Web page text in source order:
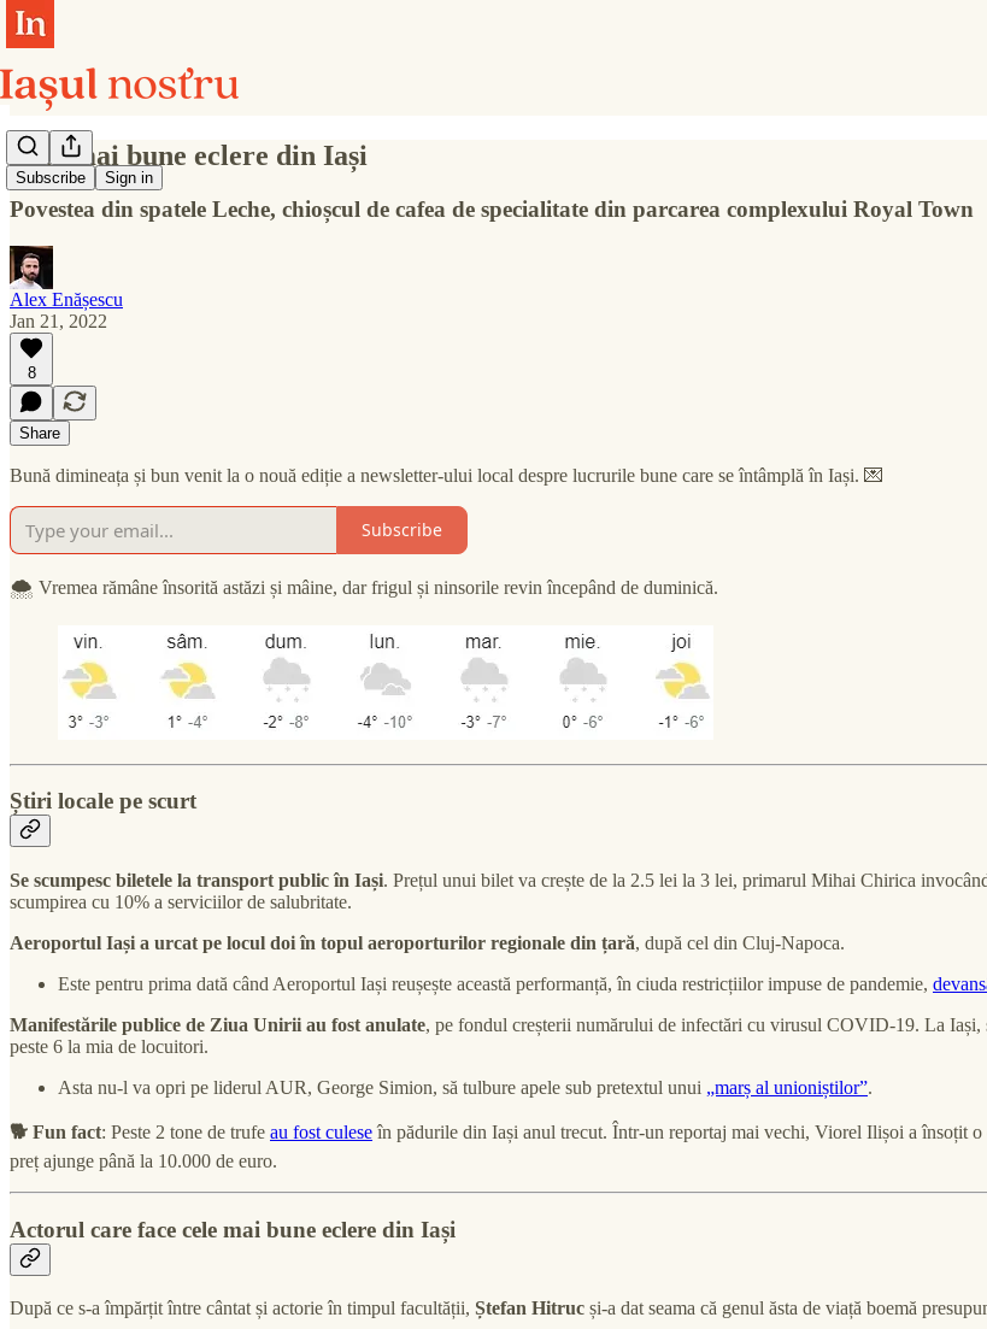
Subscribe Sign in
Cele mai bune eclere din Iași
Povestea din spatele Leche, chioșcul de cafea de specialitate din parcarea complexului Royal Town
Alex Enășescu
Jan 21, 2022
8
Share
Bună dimineața și bun venit la o nouă ediție a newsletter-ului local despre lucrurile bune care se întâmplă în Iași. 💌
Subscribe
🌨 Vremea rămâne însorită astăzi și mâine, dar frigul și ninsorile revin începând de duminică.
Știri locale pe scurt
Se scumpesc biletele la transport public în Iași. Prețul unui bilet va crește de la 2.5 lei la 3 lei, primarul Mihai Chirica
scumpirea cu 10% a serviciilor de salubritate.
Aeroportul Iași a urcat pe locul doi în topul aeroporturilor regionale din țară, după cel din Cluj-Napoca.
Este pentru prima dată când Aeroportul Iași reușește această performanță, în ciuda restricțiilor impuse de pandemie,
Manifestările publice de Ziua Unirii au fost anulate, pe fondul creșterii numărului de infectări cu virusul COVID-19. La Iași,
peste 6 la mia de locuitori.
Asta nu-l va opri pe liderul AUR, George Simion, să tulbure apele sub pretextul unui „marș al unioniștilor”.
🐕 Fun fact: Peste 2 tone de trufe au fost culeseîn pădurile din Iași anul trecut. Într-un reportaj mai vechi, Viorel Ilișoi a însoțit o
preț ajunge până la 10.000 de euro.
Actorul care face cele mai bune eclere din Iași
După ce s-a împărțit între cântat și actorie în timpul facultății, Ștefan Hitruc și-a dat seama că genul ăsta de viață boemă